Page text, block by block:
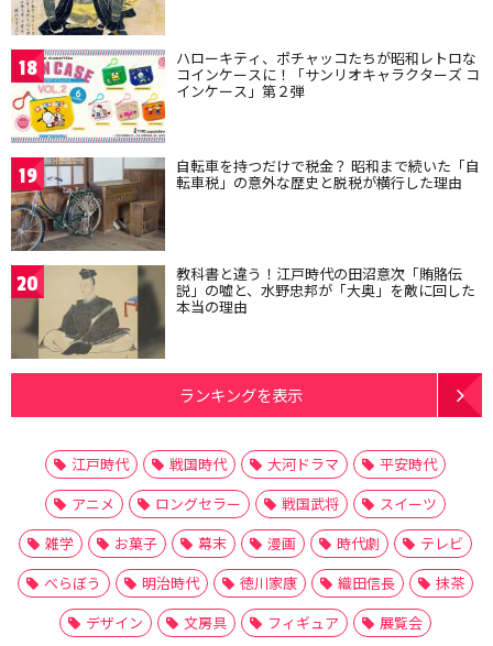
18 ハローキティ、ポチャッコたちが昭和レトロな
コインケースに！「サンリオキャラクターズ コ
インケース」第２弾
19 自転車を持つだけで税金？ 昭和まで続いた「自
転車税」の意外な歴史と脱税が横行した理由
20 教科書と違う！江戸時代の田沼意次「賄賂伝
説」の嘘と、水野忠邦が「大奥」を敵に回した
本当の理由
ランキングを表示
江戸時代 戦国時代 大河ドラマ
平安時代
アニメ
ロングセラー 戦国武将
スイーツ
雑学
お菓子 幕末 漫画 時代劇
テレビ
べらぼう
明治時代 徳川家康 織田信長
抹茶
デザイン
文房具 フィギュア
展覧会